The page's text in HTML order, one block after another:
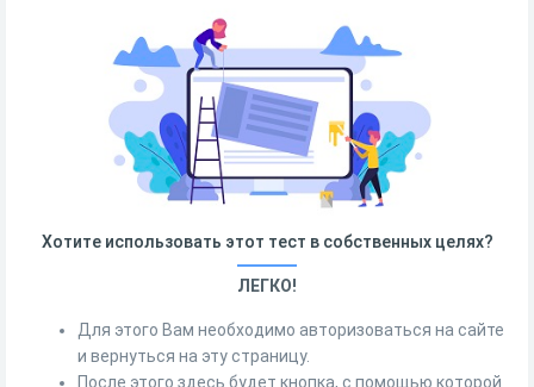
Хотите использовать этот тест в собственных целях?
ЛЕГКО!
Для этого Вам необходимо авторизоваться на сайте
и вернуться на эту страницу.
После этого здесь будет кнопка, с помощью которой